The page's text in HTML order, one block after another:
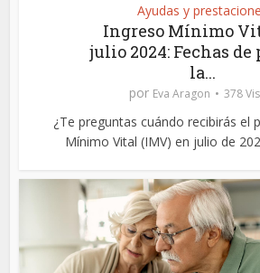
Ayudas y
Ingreso Mínimo
julio 2024: Fechas de
la...
por Eva Aragon 378
¿Te preguntas cuándo recibirás el
Mínimo Vital (IMV) en julio de